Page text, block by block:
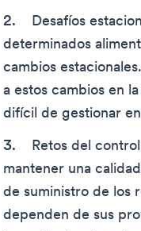
Desafíos
determinados
cambios
a estos cambios en
difícil de gestionar
Retos del
mantener una
de suministro de los
dependen de sus